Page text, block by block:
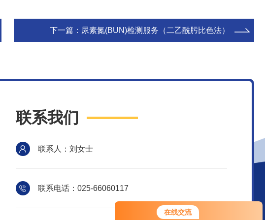
在线交流
您好！欢迎前来咨询，很高兴为您
服务，请问您要咨询什么问题呢？
下一篇： 尿素氮(BUN)检测服务（二乙酰肟比色法）
联系我们
联系人：刘女士
联系电话：025-66060117